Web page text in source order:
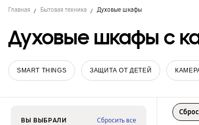
Главная Бытовая техника Духовые шкафы
Духовые шкафы с
SMART THINGS ЗАЩИТА ОТ ДЕТЕЙ
ВЫ ВЫБРАЛИ Сбросить все